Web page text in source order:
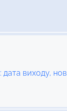
дата виходу,